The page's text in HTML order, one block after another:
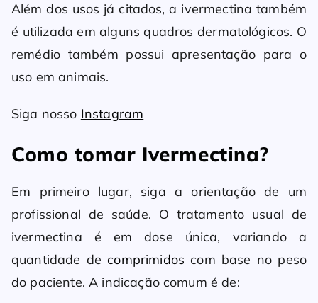
Além dos usos já citados, a ivermectina também
é utilizada em alguns quadros dermatológicos. O
remédio também possui apresentação para o
uso em animais.
Siga nosso Instagram
Como tomar Ivermectina?
Em primeiro lugar, siga a orientação de um
profissional de saúde. O tratamento usual de
ivermectina é em dose única, variando a
quantidade decomprimidos com base no peso
do paciente. A indicação comum é de: